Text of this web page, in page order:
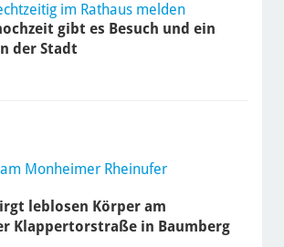
im Rathaus melden
gibt es Besuch und ein
der Stadt
Monheimer Rheinufer
leblosen Körper am
Klappertorstraße in Baumberg